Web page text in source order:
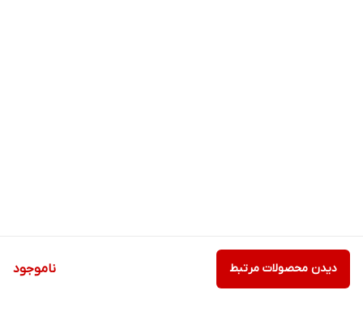
ناموجود دیدن محصولات مرتبط